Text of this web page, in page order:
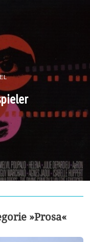
»Prosa«